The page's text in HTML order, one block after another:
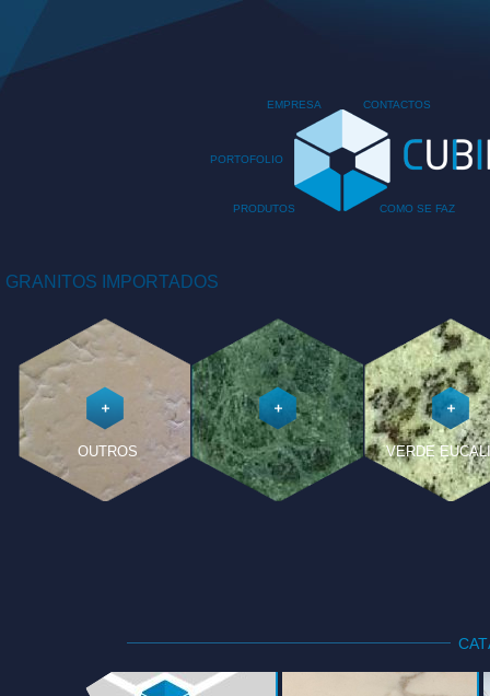
CONTACTOS
EMPRESA
PORTOFOLIO
PRODUTOS COMO SE FAZ
GRANITOS IMPORTADOS
OUTROS VERDE